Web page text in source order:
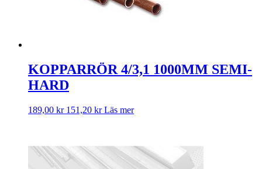
KOPPARRÖR 4/3,1 1000MM SEMI-
HARD
189,00 kr 151,20 kr Läs mer